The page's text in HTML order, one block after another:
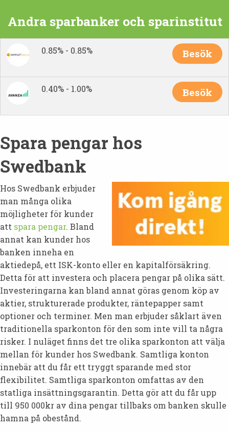
Andra sparbanker och sparinstitut
0.85% - 0.85% Besök
0.40% - 1.00% Besök
Spara pengar hos
Swedbank
Hos Swedbank erbjuder
man många olika
möjligheter för kunder
att spara pengar. Bland
annat kan kunder hos
banken inneha en
aktiedepå, ett ISK-konto eller en kapitalförsäkring.
Detta för att investera och placera pengar på olika sätt.
Investeringarna kan bland annat göras genom köp av
aktier, strukturerade produkter, räntepapper samt
optioner och terminer. Men man erbjuder såklart även
traditionella sparkonton för den som inte vill ta några
risker. I nuläget finns det tre olika sparkonton att välja
mellan för kunder hos Swedbank. Samtliga konton
innebär att du får ett tryggt sparande med stor
flexibilitet. Samtliga sparkonton omfattas av den
statliga insättningsgarantin. Detta gör att du får upp
till 950 000kr av dina pengar tillbaks om banken skulle
hamna på obestånd.